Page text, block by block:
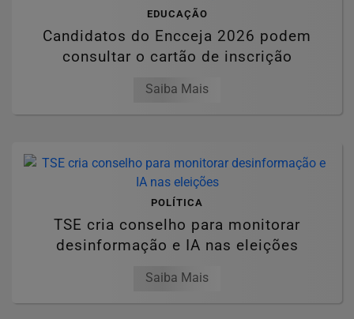
EDUCAÇÃO
Candidatos do Encceja 2026 podem
consultar o cartão de inscrição
Saiba Mais
POLÍTICA
TSE cria conselho para monitorar
desinformação e IA nas eleições
Saiba Mais